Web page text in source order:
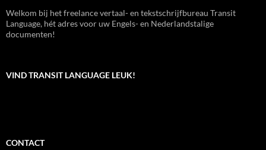
Welkom bij het freelance vertaal- en tekstschrijfbureau Transit
Language, hét adres voor uw Engels- en Nederlandstalige
documenten!
VIND TRANSIT LANGUAGE LEUK!
CONTACT